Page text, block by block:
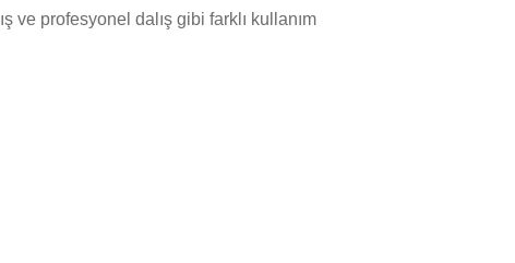
ve profesyonel dalış gibi farklı kullanım